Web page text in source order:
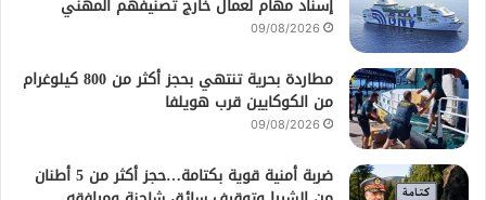
09/08/2026
مطاردة بحرية تنتهي بحجز أكثر من 800 كيلوغرام
من الكوكايين قرب هويلفا
09/08/2026
ضربة أمنية قوية بكتامة…حجز أكثر من 5 أطنان